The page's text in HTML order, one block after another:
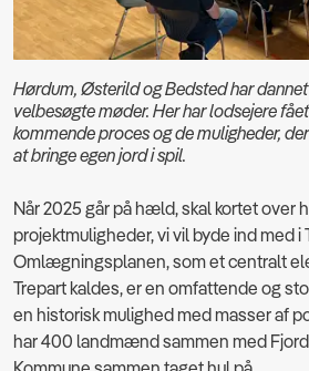
Hørdum, Østerild og Bedsted har
velbesøgte møder. Her har lodsejere
kommende proces og de muligheder,
at bringe egen jord i spil.
Når 2025 går på hæld, skal kortet over
projektmuligheder, vi vil byde ind med i
Omlægningsplanen, som et centralt
Trepart kaldes, er en omfattende og
en historisk mulighed med masser af
har 400 landmænd sammen med